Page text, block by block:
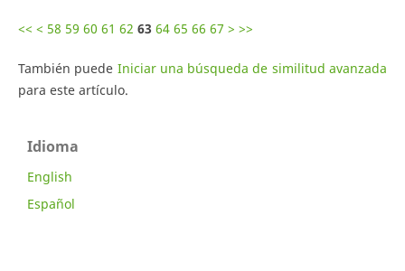
<< < 58 59 60 61 62 63 64 65 66 67 > >>
También puede Iniciar una búsqueda de similitud avanzada
para este artículo.
Idioma
English
Español